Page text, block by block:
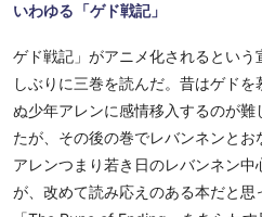
いわゆる「ゲド戦記」
ゲド戦記」がアニメ化されるという
しぶりに三巻を読んだ。昔はゲド
ぬ少年アレンに感情移入するのが
たが、その後の巻でレバンネンとお
アレンつまり若き日のレバンネン
が、改めて読み応えのある本だと